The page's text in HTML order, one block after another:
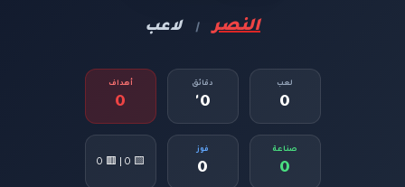
النصر | لاعب
لعب
0
دقائق
0'
أهداف
0
صناعة
0
فوز
0
🟨 0 | 🟥 0